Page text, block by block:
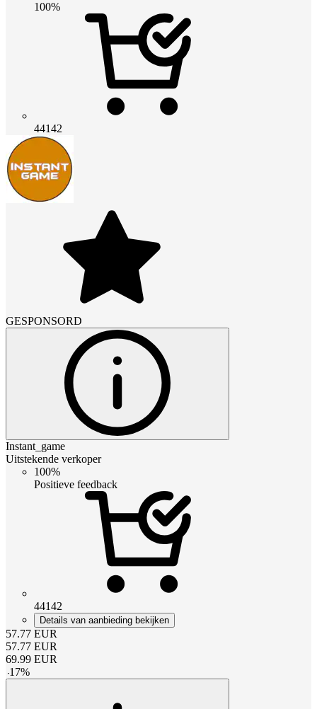
100%
44142
GESPONSORD
Instant_game
Uitstekende verkoper
100%
Positieve feedback
44142
Details van aanbieding bekijken
57.77 EUR
57.77 EUR
69.99 EUR
-17%